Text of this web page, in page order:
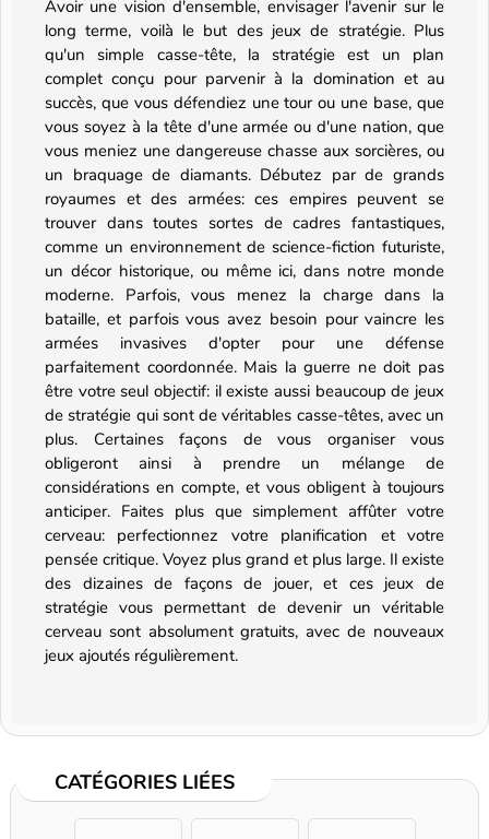
Avoir une vision d'ensemble, envisager l'avenir sur le
long terme, voilà le but des jeux de stratégie. Plus
qu'un simple casse-tête, la stratégie est un plan
complet conçu pour parvenir à la domination et au
succès, que vous défendiez une tour ou une base, que
vous soyez à la tête d'une armée ou d'une nation, que
vous meniez une dangereuse chasse aux sorcières, ou
un braquage de diamants. Débutez par de grands
royaumes et des armées: ces empires peuvent se
trouver dans toutes sortes de cadres fantastiques,
comme un environnement de science-fiction futuriste,
un décor historique, ou même ici, dans notre monde
moderne. Parfois, vous menez la charge dans la
bataille, et parfois vous avez besoin pour vaincre les
armées invasives d'opter pour une défense
parfaitement coordonnée. Mais la guerre ne doit pas
être votre seul objectif: il existe aussi beaucoup de jeux
de stratégie qui sont de véritables casse-têtes, avec un
plus. Certaines façons de vous organiser vous
obligeront ainsi à prendre un mélange de
considérations en compte, et vous obligent à toujours
anticiper. Faites plus que simplement affûter votre
cerveau: perfectionnez votre planification et votre
pensée critique. Voyez plus grand et plus large. Il existe
des dizaines de façons de jouer, et ces jeux de
stratégie vous permettant de devenir un véritable
cerveau sont absolument gratuits, avec de nouveaux
jeux ajoutés régulièrement.
CATÉGORIES LIÉES